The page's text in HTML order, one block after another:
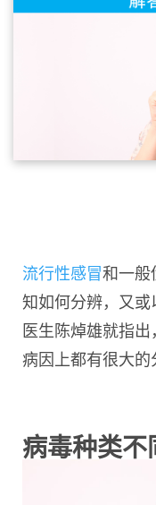
流行性感冒和一般
知如何分辨，又
医生陈焯雄就指
病因上都有很大的
病毒种类不